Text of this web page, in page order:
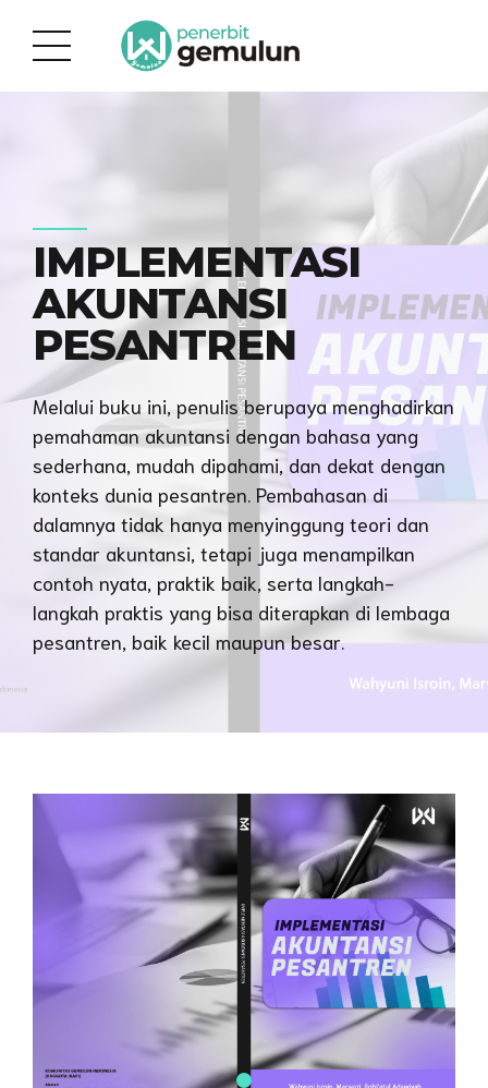
IMPLEMENTASI
AKUNTANSI
PESANTREN
Melalui buku ini, penulis berupaya menghadirkan
pemahaman akuntansi dengan bahasa yang
sederhana, mudah dipahami, dan dekat dengan
konteks dunia pesantren. Pembahasan di
dalamnya tidak hanya menyinggung teori dan
standar akuntansi, tetapi juga menampilkan
contoh nyata, praktik baik, serta langkah-
langkah praktis yang bisa diterapkan di lembaga
pesantren, baik kecil maupun besar.